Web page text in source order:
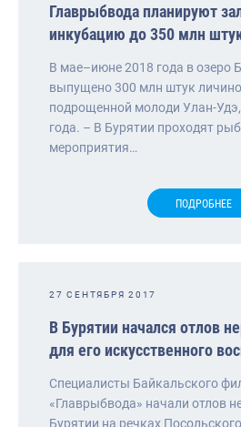
Главрыбвода планируют
инкубацию до 350 млн
В мае–июне 2018 года в озеро
выпущено 300 млн штук
подрощенной молоди Улан-
года. – В Бурятии проходят
мероприятия…
ПОДРОБНЕЕ
27 СЕНТЯБРЯ 2017
В Бурятии начался отлов
для его искусственного
Специалисты Байкальского
«Главрыбвода» начали отлов
Бурятии на речках